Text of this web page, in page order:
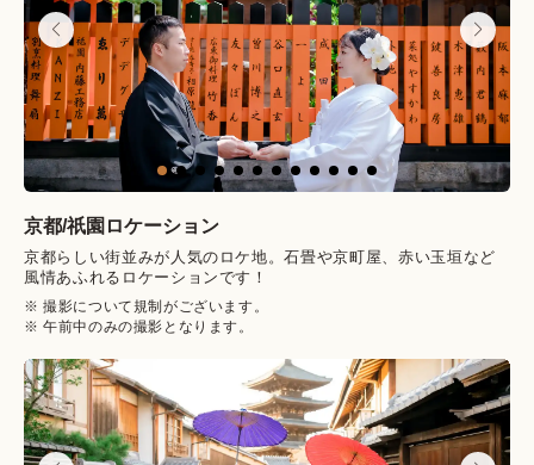
京都/祇園 ロケーション
京都らしい街並みが人気のロケ地。石畳や京町屋、赤い玉垣など
風情あふれるロケーションです！
※ 撮影について規制がございます。
※ 午前中のみの撮影となります。